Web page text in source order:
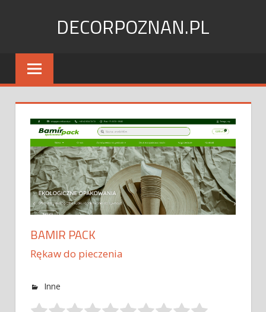
DECORPOZNAN.PL
BAMIR PACK
Rękaw do pieczenia
Inne